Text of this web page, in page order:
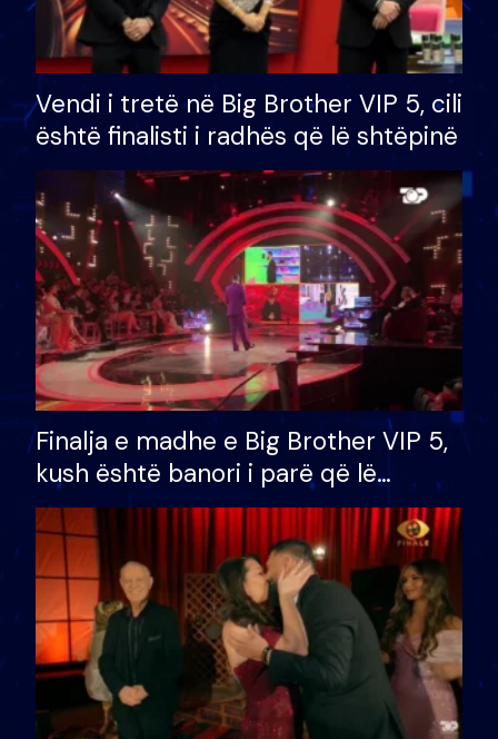
Vendi i tretë në Big Brother VIP 5, cili
është finalisti i radhës që lë shtëpinë
Finalja e madhe e Big Brother VIP 5,
kush është banori i parë që lë
shtëpinë dhe humb mundësinë për
të fituar çmimin e madh